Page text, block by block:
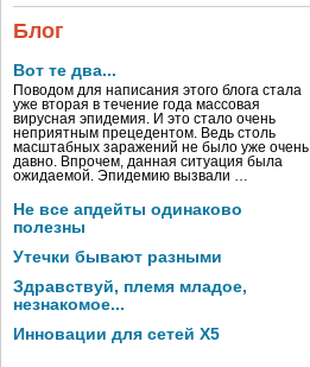
Блог
Вот те два...
Поводом для написания этого блога стала
уже вторая в течение года массовая
вирусная эпидемия. И это стало очень
неприятным прецедентом. Ведь столь
масштабных заражений не было уже очень
давно. Впрочем, данная ситуация была
ожидаемой. Эпидемию вызвали …
Не все апдейты одинаково
полезны
Утечки бывают разными
Здравствуй, племя младое,
незнакомое...
Инновации для сетей X5